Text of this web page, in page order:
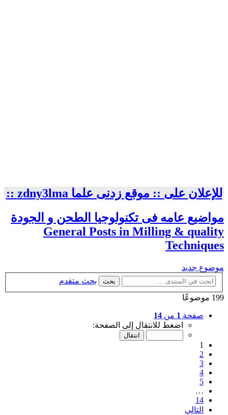
للإعلان على :: موقع زدنى علما zdny3lma ::
مواضيع عامه فى تكنولوجيا الطحن و الجودة
General Posts in Milling & quality
Techniques
موضوع جديد
بحث
بحث متقدم
199 موضوعًا
صفحة 1 من 14
اضغط للانتقال إلى الصفحة:
1
2
3
4
5
…
14
التالي